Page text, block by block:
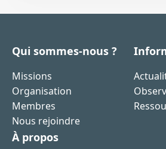
Qui sommes-nous ?
Missions
Organisation
Membres
Nous rejoindre
À propos